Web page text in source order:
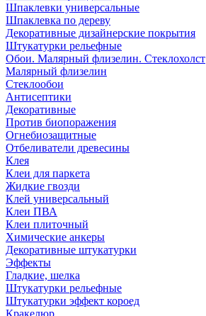
Шпаклевки универсальные
Шпаклевка по дереву
Декоративные дизайнерские покрытия
Штукатурки рельефные
Обои. Малярный флизелин. Стеклохолст
Малярный флизелин
Стеклообои
Антисептики
Декоративные
Против биопоражения
Огнебиозащитные
Отбеливатели древесины
Клея
Клеи для паркета
Жидкие гвозди
Клей универсальный
Клеи ПВА
Клеи плиточный
Химические анкеры
Декоративные штукатурки
Эффекты
Гладкие, шелка
Штукатурки рельефные
Штукатурки эффект короед
Кракелюр